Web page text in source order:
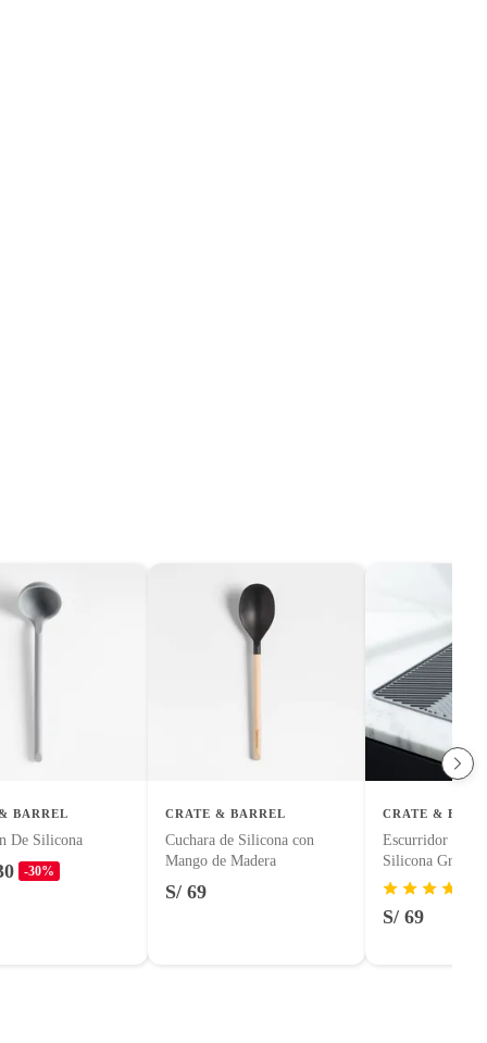
BARREL
De Silicona
-30%
CRATE & BARREL
Cuchara de Silicona con
Mango de Madera
S/ 69
CRATE &
Escurridor de
Silicona Gris
S/ 69